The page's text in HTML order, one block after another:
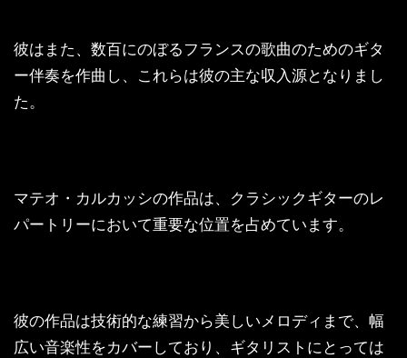
彼はまた、数百にのぼるフランスの歌曲のためのギタ
ー伴奏を作曲し、これらは彼の主な収入源となりまし
た。
マテオ・カルカッシの作品は、クラシックギターのレ
パートリーにおいて重要な位置を占めています。
彼の作品は技術的な練習から美しいメロディまで、幅
広い音楽性をカバーしており、ギタリストにとっては